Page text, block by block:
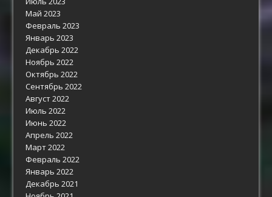
Май 2023
Февраль 2023
Январь 2023
Декабрь 2022
Ноябрь 2022
Октябрь 2022
Сентябрь 2022
Август 2022
Июль 2022
Июнь 2022
Апрель 2022
Март 2022
Февраль 2022
Январь 2022
Декабрь 2021